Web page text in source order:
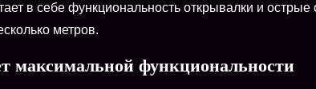
в себе функциональность открывалки и
метров.
максимальной функциональности